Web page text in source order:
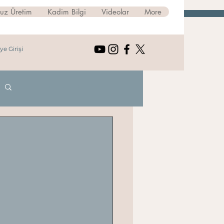
Üretim Kadim Bilgi Videolar More
Girişi